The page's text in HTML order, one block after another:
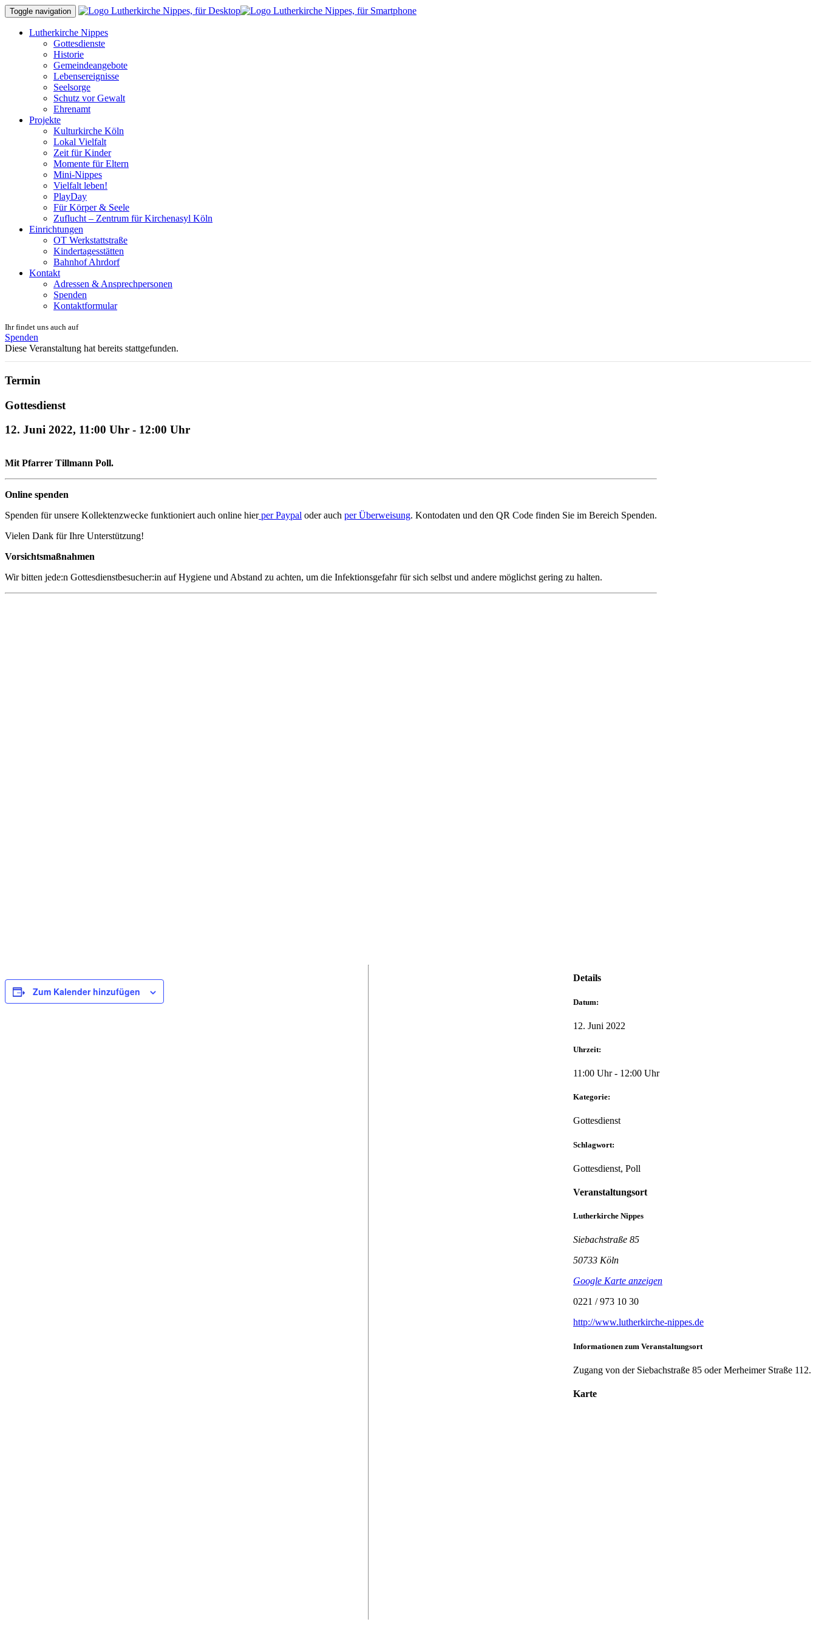
Toggle navigation
Lutherkirche Nippes
Gottesdienste
Historie
Gemeindeangebote
Lebensereignisse
Seelsorge
Schutz vor Gewalt
Ehrenamt
Projekte
Kulturkirche Köln
Lokal Vielfalt
Zeit für Kinder
Momente für Eltern
Mini-Nippes
Vielfalt leben!
PlayDay
Für Körper & Seele
Zuflucht – Zentrum für Kirchenasyl Köln
Einrichtungen
OT Werkstattstraße
Kindertagesstätten
Bahnhof Ahrdorf
Kontakt
Adressen & Ansprechpersonen
Spenden
Kontaktformular
Ihr findet uns auch auf
Spenden
Diese Veranstaltung hat bereits stattgefunden.
Termin
Gottesdienst
12. Juni 2022, 11:00 Uhr - 12:00 Uhr
Mit Pfarrer Tillmann Poll.
Online spenden
Spenden für unsere Kollektenzwecke funktioniert auch online hierper Paypal oder auch per Überweisung. Kontodaten und den QR Code finden Sie im Bereich Spenden.
Vielen Dank für Ihre Unterstützung!
Vorsichtsmaßnahmen
Wir bitten jede:n Gottesdienstbesucher:in auf Hygiene und Abstand zu achten, um die Infektionsgefahr für sich selbst und andere möglichst gering zu halten.
Zum Kalender hinzufügen
Details
Datum:
12. Juni 2022
Uhrzeit:
11:00 Uhr - 12:00 Uhr
Kategorie:
Gottesdienst
Schlagwort:
Gottesdienst, Poll
Veranstaltungsort
Lutherkirche Nippes
Siebachstraße 85
50733 Köln
Google Karte anzeigen
0221 / 973 10 30
http://www.lutherkirche-nippes.de
Informationen zum Veranstaltungsort
Zugang von der Siebachstraße 85 oder Merheimer Straße 112.
Karte